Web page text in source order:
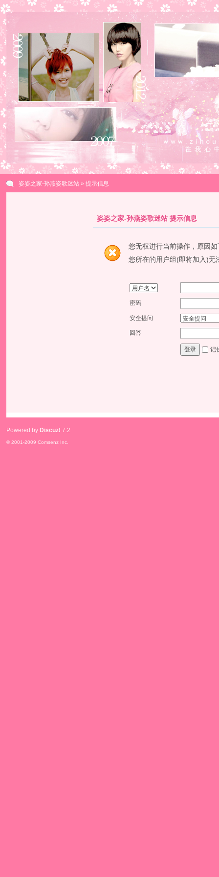
姿姿之家-孙燕姿歌迷站» 提示信息
姿姿之家-孙燕姿歌迷站 提示信息
您无权进行当前操作，原因如
您所在的用户组(即将加入)无
密码
安全提问
回答
登录 记
Powered by Discuz! 7.2
© 2001-2009 Comsenz Inc.